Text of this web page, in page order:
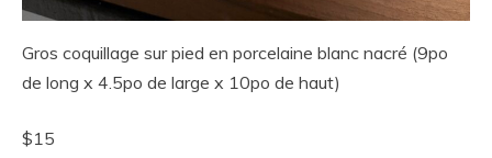
Gros coquillage sur pied en porcelaine blanc nacré (9po
de long x 4.5po de large x 10po de haut)
$15